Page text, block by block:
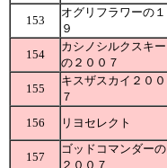
153
オグリフラワーの１
９
154
カシノシルクスキー
の２００７
155
キスザスカイ２００
７
156 リヨセレクト
157
ゴッドコマンダーの
２００７